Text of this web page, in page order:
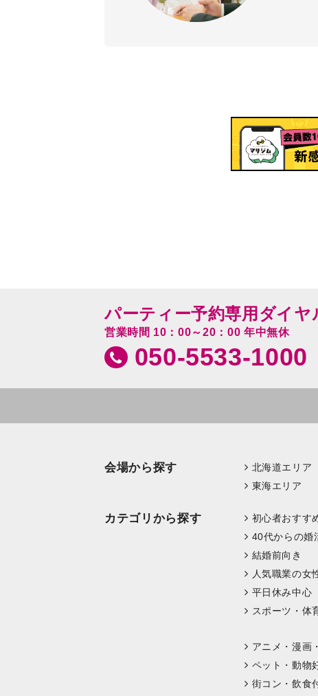
パーティー予約専用ダイヤ
営業時間 10：00～20：00 年中無休
050-5533-1000
会場から探す 北海道エリア
東海エリア
カテゴリから探す 初心者おすす
40代からの婚
結婚前向き
人気職業の女
平日休み中心
スポーツ・体
アニメ・漫画
ペット・動物
街コン・飲食